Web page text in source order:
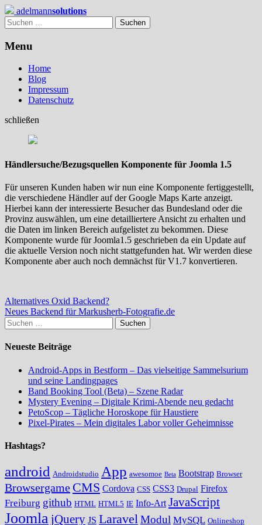
Skip
to
content
adelmannsolutions
Suchen
nach:
Menu
Home
Blog
Impressum
Datenschutz
schließen
Händlersuche/Bezugsquellen Komponente für Joomla 1.5
Für unseren Kunden haben wir nun eine Komponente fertiggestellt,
die verschiedene Händler auf der Google Maps Karte anzeigt.
Hierbei kann der interessierte Besucher das Bundesland oder die
Provinz auswählen, um eine detailliertere Ansicht zu erhalten und
die Daten im linken Bereich aufgelistet zu bekommen. Diese
Komponente wurde für Joomla1.5 geschrieben da ein Update auf
die aktuelle Version noch nicht stattgefunden hat. Wir werden diese
Komponente aber auch noch demnächst für V1.7 konvertieren.
Beitragsnavigation
Alternatives Oxid Backend?
Neues Backend für Markusherb-Fotografie.de
Suchen
nach:
Neueste Beiträge
Android-Apps in Bestform – Das vielseitige Sammelsurium
und seine Landingpages
Band Booking Tool (Beta) – Szene Radar
Mystery Evening – Digitale Krimi-Abende neu gedacht
PetoScop – Tägliche Horoskope für Haustiere
Pixel-Pirates – Mein digitales Labor voller Geheimnisse
Hashtags?
android Androidstudio App awesomoe Beta Bootstrap Browser
Browsergame CMS Cordova CSS CSS3 Drupal Firefox
Freiburg github HTML HTML5 IE Info-Art JavaScript
JoomlajQuery JS LaravelModul MySQL Onlineshop